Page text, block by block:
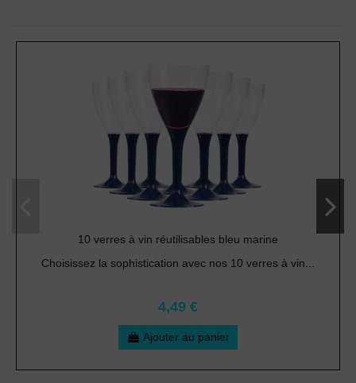
10 verres à vin réutilisables bleu marine
Choisissez la sophistication avec nos 10 verres à vin...
4,49 €
Ajouter au panier